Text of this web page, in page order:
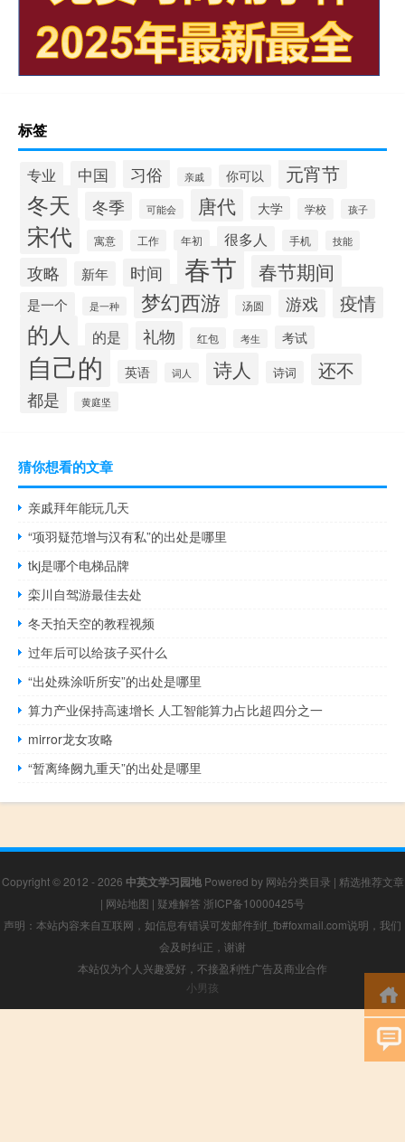
标签
专业 中国 习俗 亲戚 你可以 元宵节
冬天 冬季 可能会 唐代 大学 学校 孩子
宋代 寓意 工作 年初 很多人 手机 技能
攻略 新年 时间 春节 春节期间
是一个 是一种 梦幻西游 汤圆 游戏 疫情
的人 的是 礼物 红包 考生 考试
自己的 英语 词人 诗人 诗词 还不
都是 黄庭坚
猜你想看的文章
亲戚拜年能玩几天
“项羽疑范增与汉有私”的出处是哪里
tkj是哪个电梯品牌
栾川自驾游最佳去处
冬天拍天空的教程视频
过年后可以给孩子买什么
“出处殊涂听所安”的出处是哪里
算力产业保持高速增长 人工智能算力占比超四分之一
mirror龙女攻略
“暂离绛阙九重天”的出处是哪里
Copyright © 2012 - 2026 中英文学习园地Powered by 网站分类目录 | 精选推荐文章
| 网站地图 | 疑难解答 浙ICP备10000425号
声明：本站内容来自互联网，如信息有错误可发邮件到f_fb#foxmail.com说明，我们
会及时纠正，谢谢
本站仅为个人兴趣爱好，不接盈利性广告及商业合作
小男孩